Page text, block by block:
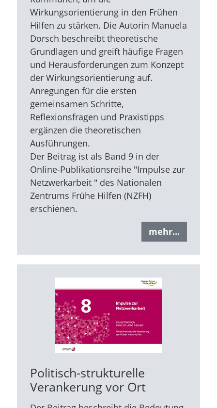
Wirkungsorientierung in den Frühen
Hilfen zu stärken. Die Autorin Manuela
Dorsch beschreibt theoretische
Grundlagen und greift häufige Fragen
und Herausforderungen zum Konzept
der Wirkungsorientierung auf.
Anregungen für die ersten
gemeinsamen Schritte,
Reflexionsfragen und Praxistipps
ergänzen die theoretischen
Ausführungen.
Der Beitrag ist als Band 9 in der
Online-Publikationsreihe "Impulse zur
Netzwerkarbeit " des Nationalen
Zentrums Frühe Hilfen (NZFH)
erschienen.
mehr...
Politisch-strukturelle
Verankerung vor Ort